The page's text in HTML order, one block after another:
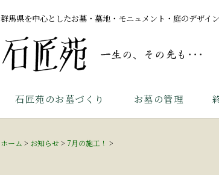
群馬県を中心としたお墓・墓地・モニュメント・庭のデザイン
石匠苑のお墓づくり お墓の管理
ホーム > お知らせ> 7月の施工！ >